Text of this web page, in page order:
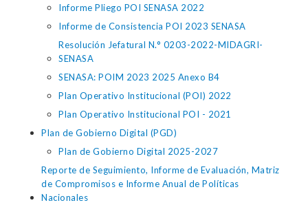
Informe Pliego POI SENASA 2022
Informe de Consistencia POI 2023 SENASA
Resolución Jefatural N.° 0203-2022-MIDAGRI-
SENASA
SENASA: POIM 2023 2025 Anexo B4
Plan Operativo Institucional (POI) 2022
Plan Operativo Institucional POI - 2021
Plan de Gobierno Digital (PGD)
Plan de Gobierno Digital 2025-2027
Reporte de Seguimiento, Informe de Evaluación, Matriz
de Compromisos e Informe Anual de Políticas
Nacionales